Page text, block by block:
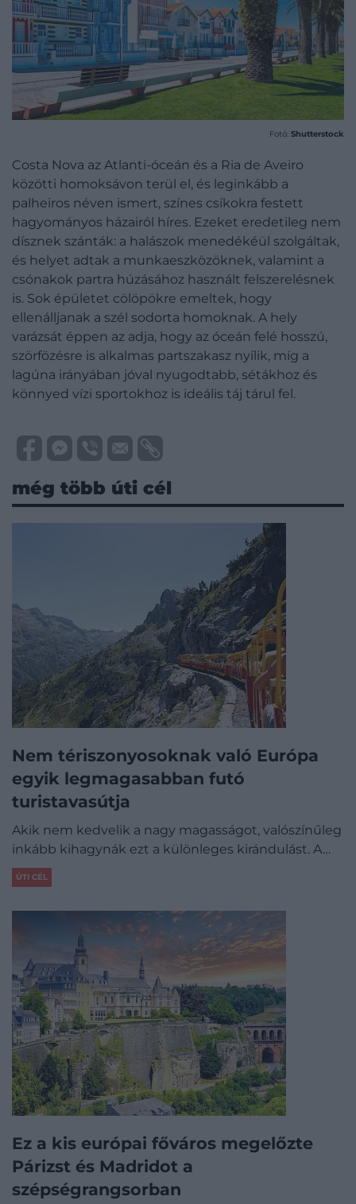
Fotó: Shutterstock
Costa Nova az Atlanti-óceán és a Ria de Aveiro
közötti homoksávon terül el, és leginkább a
palheiros néven ismert, színes csíkokra festett
hagyományos házairól híres. Ezeket eredetileg nem
dísznek szánták: a halászok menedékéül szolgáltak,
és helyet adtak a munkaeszközöknek, valamint a
csónakok partra húzásához használt felszerelésnek
is. Sok épületet cölöpökre emeltek, hogy
ellenálljanak a szél sodorta homoknak. A hely
varázsát éppen az adja, hogy az óceán felé hosszú,
szörfözésre is alkalmas partszakasz nyílik, míg a
lagúna irányában jóval nyugodtabb, sétákhoz és
könnyed vízi sportokhoz is ideális táj tárul fel.
még több úti cél
Nem tériszonyosoknak való Európa
egyik legmagasabban futó
turistavasútja
Akik nem kedvelik a nagy magasságot, valószínűleg
inkább kihagynák ezt a különleges kirándulást. A…
ÚTI CÉL
Ez a kis európai főváros megelőzte
Párizst és Madridot a
szépségrangsorban